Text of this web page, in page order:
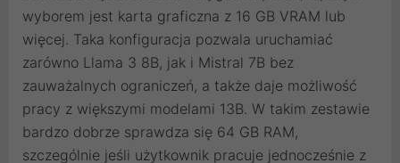
wyborem jest karta graficzna z 16 GB VRAM lub
więcej. Taka konfiguracja pozwala uruchamiać
zarówno Llama 3 8B, jak i Mistral 7B bez
zauważalnych ograniczeń, a także daje możliwość
pracy z większymi modelami 13B. W takim zestawie
bardzo dobrze sprawdza się 64 GB RAM,
szczególnie jeśli użytkownik pracuje jednocześnie z